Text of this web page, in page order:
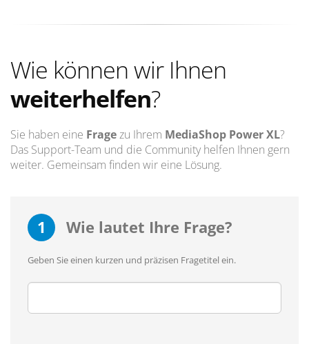
Wie können wir Ihnen
weiterhelfen?
Sie haben eine Fragezu Ihrem MediaShop Power XL?
Das Support-Team und die Community helfen Ihnen gern
weiter. Gemeinsam finden wir eine Lösung.
1 Wie lautet Ihre Frage?
Geben Sie einen kurzen und präzisen Fragetitel ein.